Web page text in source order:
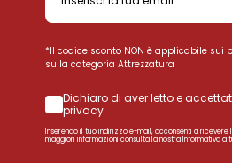
*Il codice sconto NON è applicabile sui
sulla categoria Attrezzatura
Dichiaro di aver letto e
privacy
Inserendo il tuo indirizzo e-mail, acconsenti a ricevere
maggiori informazioni consulta la nostra Informativa a